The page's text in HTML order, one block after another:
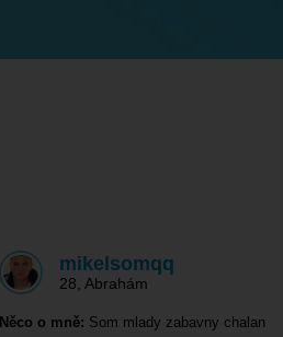
mikelsomqq
28 Abrahám
Něco o mně: Som mlady zabavny chalan